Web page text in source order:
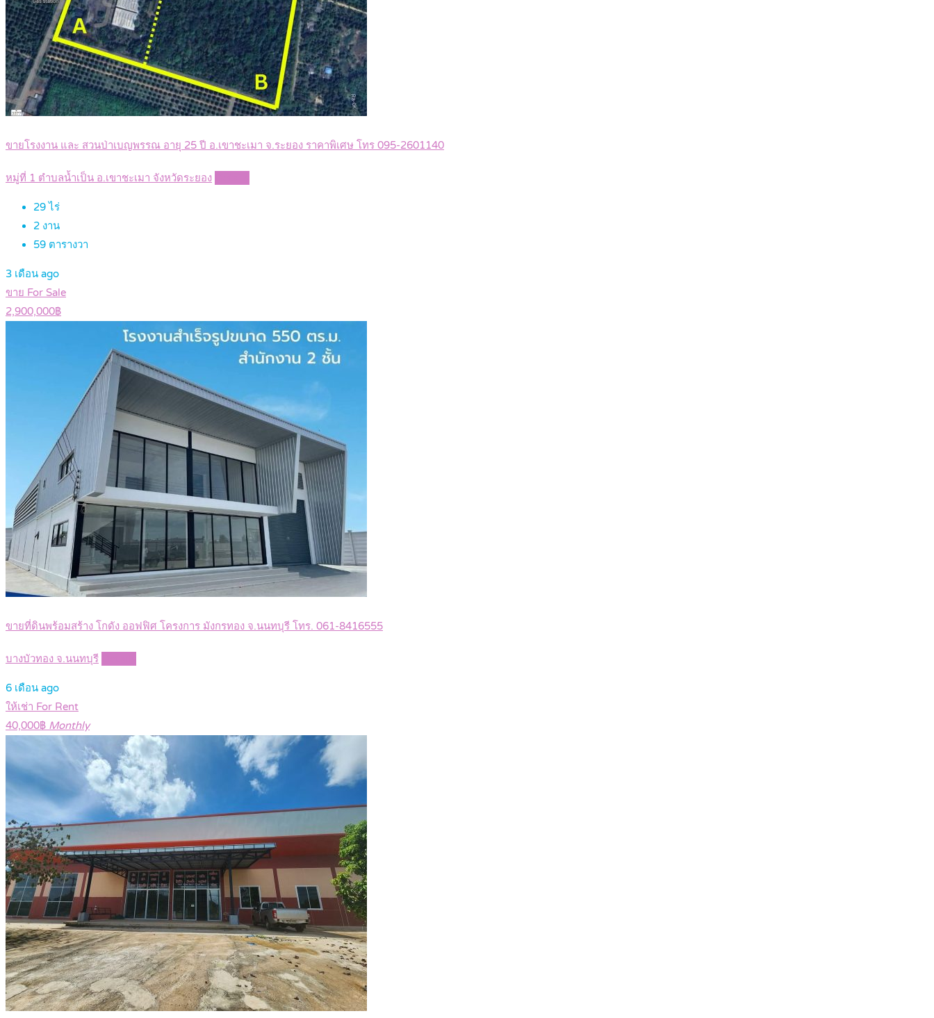
ขายโรงงาน และ สวนป่าเบญพรรณ อายุ 25 ปี อ.เขาชะเมา จ.ระยอง ราคาพิเศษ โทร 095-2601140
หมู่ที่ 1 ตำบลน้ำเป็น อ.เขาชะเมา จังหวัดระยอง
29ไร่
2 งาน
59 ตารางวา
3 เดือน ago
ขาย For Sale
2,900,000฿
ขายที่ดินพร้อมสร้าง โกดัง ออฟฟิศ โครงการ มังกรทอง จ.นนทบุรี โทร. 061-8416555
บางบัวทอง จ.นนทบุรี
6 เดือน ago
ให้เช่า For Rent
40,000฿ Monthly